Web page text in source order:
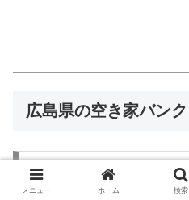
広島県の空き家バンク
広島の県民性
メニュー ホーム 検索